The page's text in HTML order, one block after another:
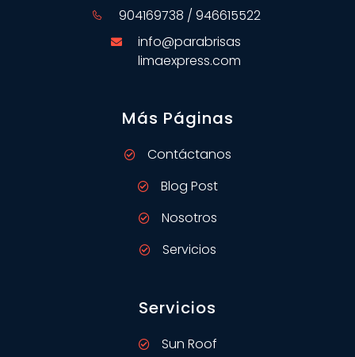
904169738 / 946615522
info@parabrisas
limaexpress.com
Más Páginas
Contáctanos
Blog Post
Nosotros
Servicios
Servicios
Sun Roof